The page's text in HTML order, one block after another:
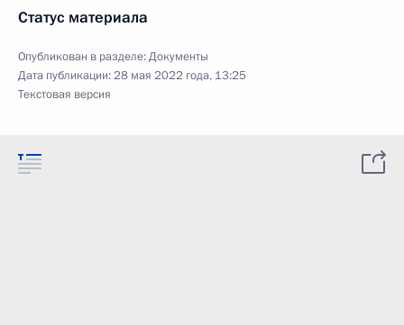
Статус материала
Опубликован в разделе:Документы
Дата публикации:28 мая 2022 года, 13:25
Текстовая версия